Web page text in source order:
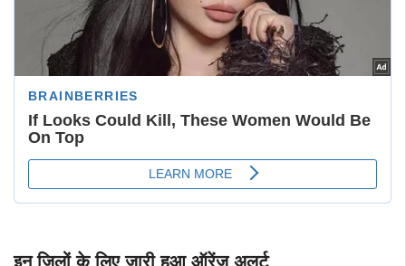
इन जिलों के लिए जारी हुआ ऑरेंज अलर्ट